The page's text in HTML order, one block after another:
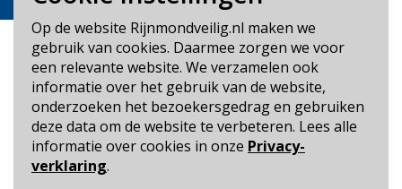
Op de website Rijnmondveilig.nl maken we
gebruik van cookies. Daarmee zorgen we voor
een relevante website. We verzamelen ook
informatie over het gebruik van de website,
onderzoeken het bezoekersgedrag en gebruiken
deze data om de website te verbeteren. Lees alle
informatie over cookies in onze Privacy-
verklaring.
Blijf op de hoogte
Cookie- en Privacybeleid